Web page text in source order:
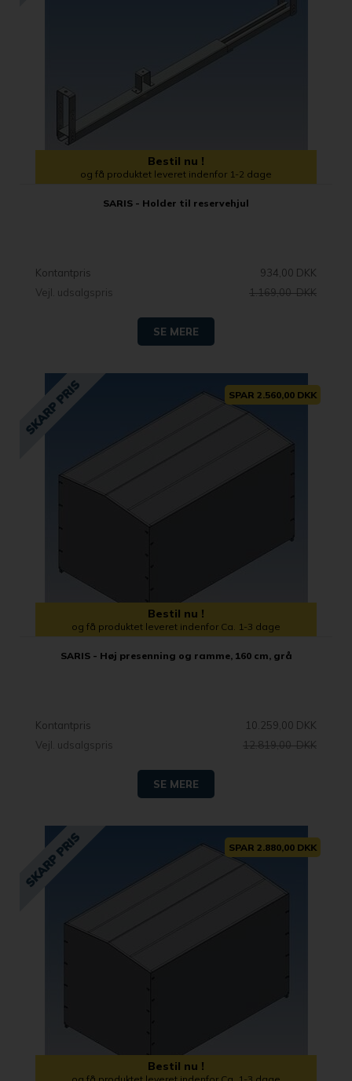
Bestil nu !
og få produktet leveret indenfor 1-2 dage
SARIS - Holder til reservehjul
Kontantpris
934,00 DKK
Vejl. udsalgspris
1.169,00 DKK
SE MERE
SPAR 2.560,00 DKK
Bestil nu !
og få produktet leveret indenfor Ca. 1-3 dage
SARIS - Høj presenning og ramme, 160 cm, grå
Kontantpris
10.259,00 DKK
Vejl. udsalgspris
12.819,00 DKK
SE MERE
SPAR 2.880,00 DKK
Bestil nu !